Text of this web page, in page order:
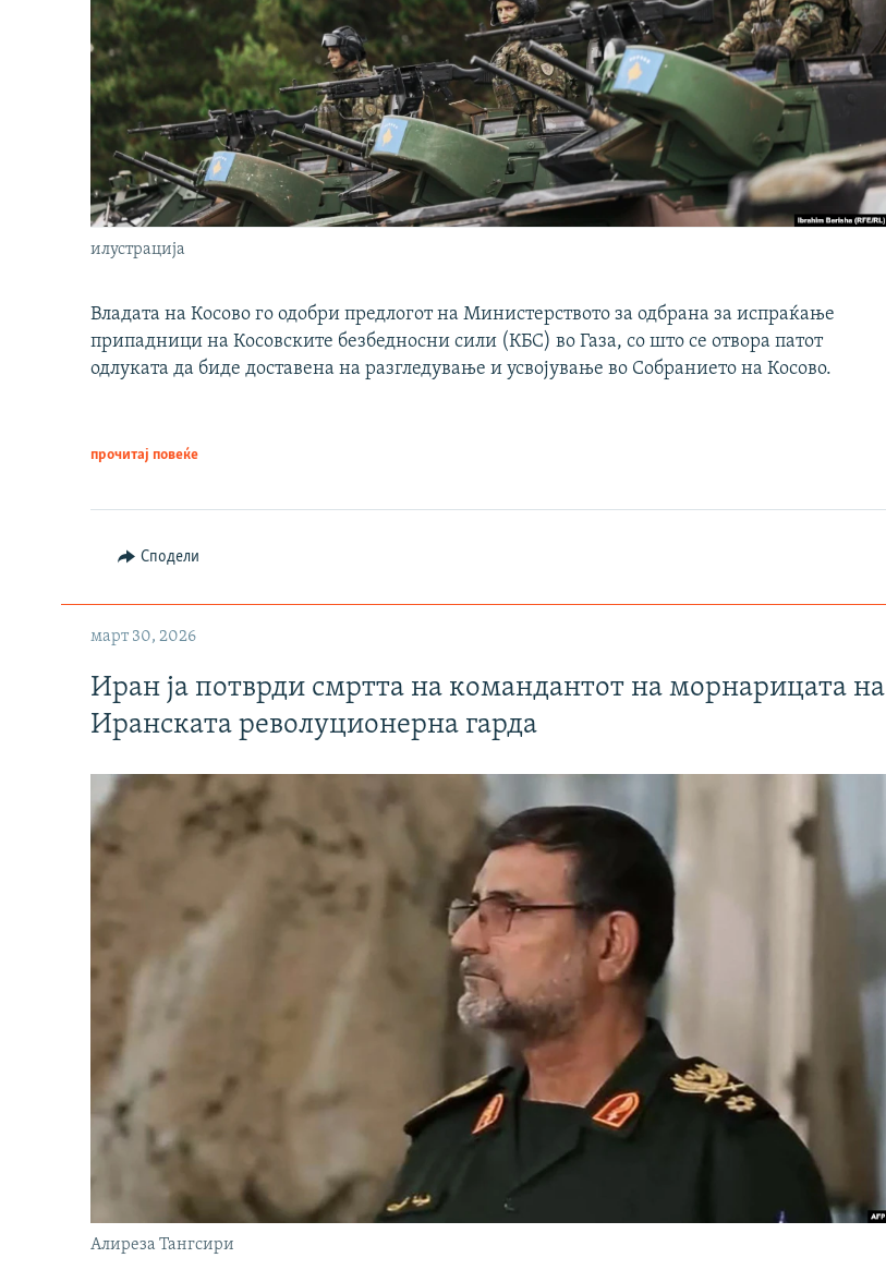
илустрација
Владата на Косово го одобри предлогот на Министерството за одбрана за испраќање
припадници на Косовските безбедносни сили (КБС) во Газа, со што се отвора патот
одлуката да биде доставена на разгледување и усвојување во Собранието на Косово.
прочитај повеќе
Сподели
март 30, 2026
Иран ја потврди смртта на командантот на морнарицата на
Иранската револуционерна гарда
Алиреза Тангсири